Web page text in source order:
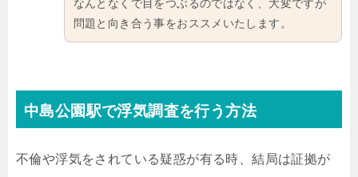
なんとなくで目をつぶるのではなく、大変ですが
問題と向き合う事をおススメいたします。
中島公園駅で浮気調査を行う方法
不倫や浮気をされている疑惑が有る時、結局は証拠が